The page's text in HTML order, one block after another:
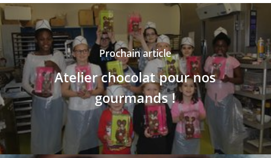
Prochain article
Atelier chocolat pour nos
gourmands !